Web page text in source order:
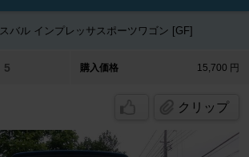
スバル インプレッサスポーツワゴン [GF]
5 購入価格 15,700 円
クリップ